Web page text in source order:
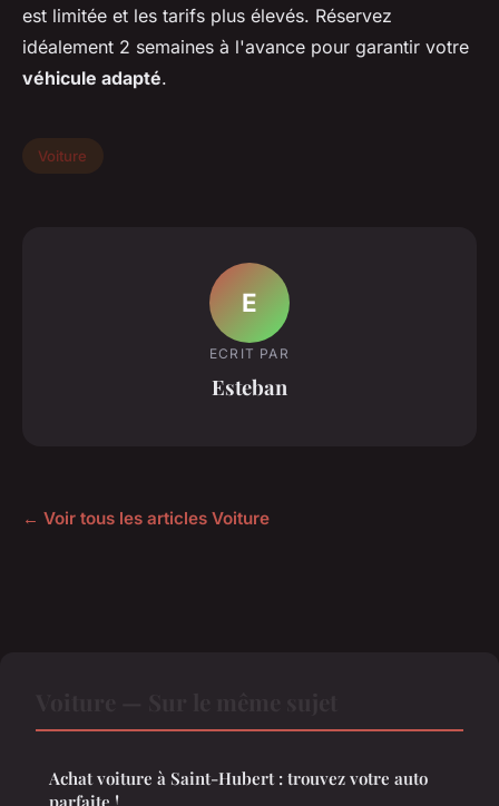
est limitée et les tarifs plus élevés. Réservez
idéalement 2 semaines à l'avance pour garantir votre
véhicule adapté.
Voiture
E
ECRIT PAR
Esteban
← Voir tous les articles Voiture
Achat voiture à Saint-Hubert : trouvez votre auto